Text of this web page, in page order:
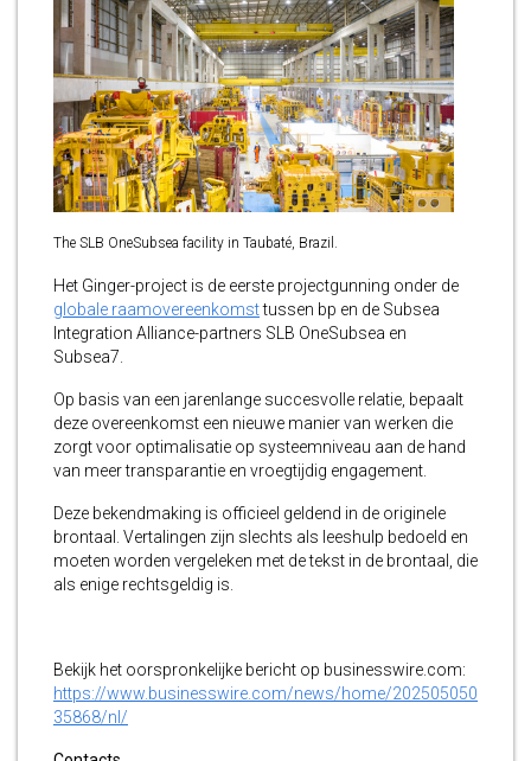
The SLB OneSubsea facility in Taubaté, Brazil.
Het Ginger-project is de eerste projectgunning onder de
globale raamovereenkomsttussen bp en de Subsea
Integration Alliance-partners SLB OneSubsea en
Subsea7.
Op basis van een jarenlange succesvolle relatie, bepaalt
deze overeenkomst een nieuwe manier van werken die
zorgt voor optimalisatie op systeemniveau aan de hand
van meer transparantie en vroegtijdig engagement.
Deze bekendmaking is officieel geldend in de originele
brontaal. Vertalingen zijn slechts als leeshulp bedoeld en
moeten worden vergeleken met de tekst in de brontaal, die
als enige rechtsgeldig is.
Bekijk het oorspronkelijke bericht op businesswire.com:
https://www.businesswire.com/news/home/202505050
35868/nl/